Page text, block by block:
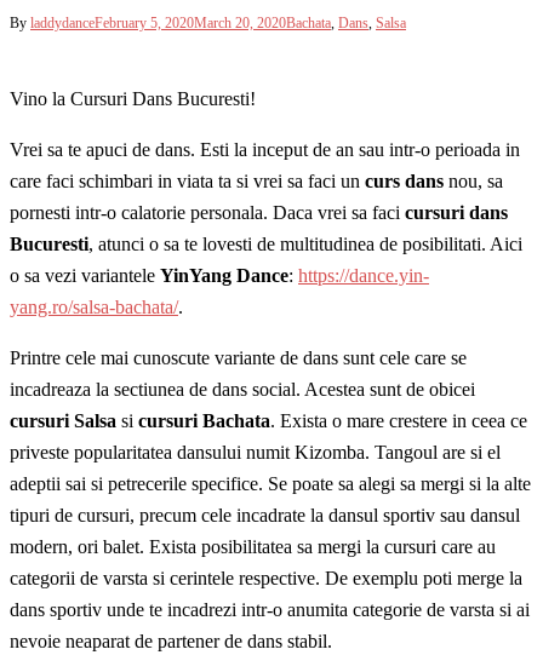
By laddydanceFebruary 5, 2020March 20, 2020Bachata, Dans, Salsa
Vino la Cursuri Dans Bucuresti!
Vrei sa te apuci de dans. Esti la inceput de an sau intr-o perioada in
care faci schimbari in viata ta si vrei sa faci un curs dans nou, sa
pornesti intr-o calatorie personala. Daca vrei sa faci cursuri dans
Bucuresti, atunci o sa te lovesti de multitudinea de posibilitati. Aici
o sa vezi variantele YinYang Dance: https://dance.yin-
yang.ro/salsa-bachata/.
Printre cele mai cunoscute variante de dans sunt cele care se
incadreaza la sectiunea de dans social. Acestea sunt de obicei
cursuri Salsa si cursuri Bachata. Exista o mare crestere in ceea ce
priveste popularitatea dansului numit Kizomba. Tangoul are si el
adeptii sai si petrecerile specifice. Se poate sa alegi sa mergi si la alte
tipuri de cursuri, precum cele incadrate la dansul sportiv sau dansul
modern, ori balet. Exista posibilitatea sa mergi la cursuri care au
categorii de varsta si cerintele respective. De exemplu poti merge la
dans sportiv unde te incadrezi intr-o anumita categorie de varsta si ai
nevoie neaparat de partener de dans stabil.